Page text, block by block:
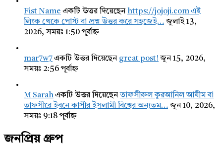
Fist Name একটি উত্তর দিয়েছেন https://jojoji.com এই
লিংক থেকে পোস্ট বা প্রশ্ন উত্তর করে সহজেই… জুলাই 13,
2026, সময়ঃ 1:50 পূর্বাহ্ন
mar7w7একটি উত্তর দিয়েছেন great post! জুন 15, 2026,
সময়ঃ 2:56 পূর্বাহ্ন
M Sarahএকটি উত্তর দিয়েছেনতাফসীরুল কুরআনিল আযীম বা
তাফসীরে ইবনে কাসীর ইসলামী বিশ্বের অন্যতম… জুন 10, 2026,
সময়ঃ 9:18 পূর্বাহ্ন
জনপ্রিয় গ্রুপ